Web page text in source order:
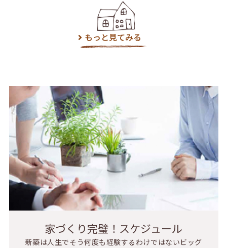
もっと見てみる
家づくり完璧！スケジュール
新築は人生でそう何度も経験するわけではないビッグ